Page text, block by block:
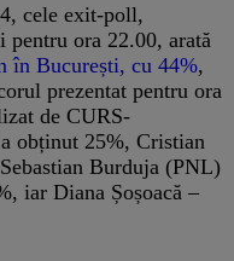
cele exit-poll,
pentru ora 22.00, arată
în București, cu 44%,
prezentat pentru ora
de CURS-
obținut 25%, Cristian
Burduja (PNL)
iar Diana Șoșoacă –